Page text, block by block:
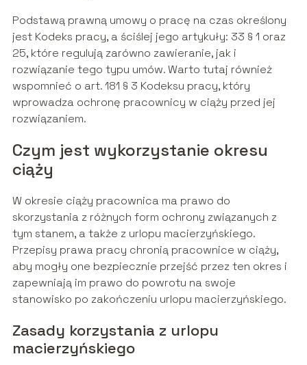
Podstawą prawną umowy o pracę na czas określony
jest Kodeks pracy, a ściślej jego artykuły: 33 § 1 oraz
25, które regulują zarówno zawieranie, jak i
rozwiązanie tego typu umów. Warto tutaj również
wspomnieć o art. 181 § 3 Kodeksu pracy, który
wprowadza ochronę pracownicy w ciąży przed jej
rozwiązaniem.
Czym jest wykorzystanie okresu
ciąży
W okresie ciąży pracownica ma prawo do
skorzystania z różnych form ochrony związanych z
tym stanem, a także z urlopu macierzyńskiego.
Przepisy prawa pracy chronią pracownice w ciąży,
aby mogły one bezpiecznie przejść przez ten okres i
zapewniają im prawo do powrotu na swoje
stanowisko po zakończeniu urlopu macierzyńskiego.
Zasady korzystania z urlopu
macierzyńskiego